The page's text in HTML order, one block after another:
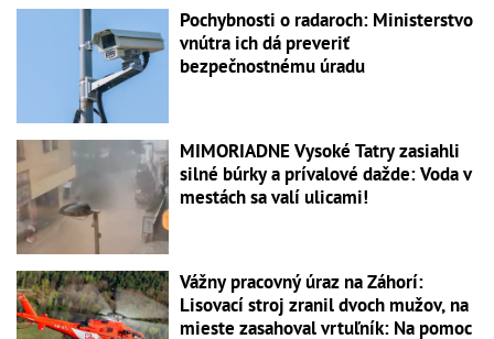
Pochybnosti o radaroch: Ministerstvo
vnútra ich dá preveriť
bezpečnostnému úradu
MIMORIADNE Vysoké Tatry zasiahli
silné búrky a prívalové dažde: Voda v
mestách sa valí ulicami!
Vážny pracovný úraz na Záhorí:
Lisovací stroj zranil dvoch mužov, na
mieste zasahoval vrtuľník: Na pomoc